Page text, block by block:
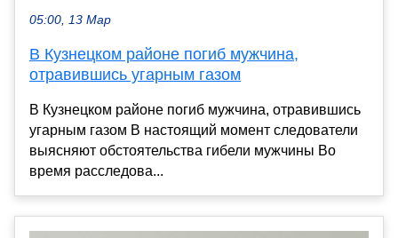
05:00, 13 Мар
В Кузнецком районе погиб мужчина,
отравившись угарным газом
В Кузнецком районе погиб мужчина, отравившись
угарным газом В настоящий момент следователи
выясняют обстоятельства гибели мужчины Во
время расследова...